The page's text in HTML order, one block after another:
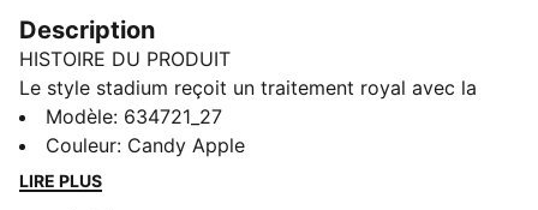
Description
HISTOIRE DU PRODUIT
Le style stadium reçoit un traitement royal avec la
collection KING. Conçue pour compléter la mythique
chaussure KING Indoor, cette capsule mélange codes
du football et street style classique. Des pièces
Modèle: 634721_27
Couleur: Candy Apple
LIRE PLUS